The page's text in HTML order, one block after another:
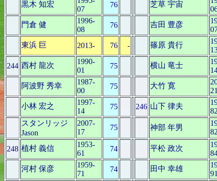
黒木 知宏
07
76 芝草 宇宙
門倉 健
1996-
08
76 吉田 豊彦
東浜 巨
2013- 76 - 篠原 貴行
244 西村 龍次
1990-
01
75 横山 竜士
阿波野 秀幸
1987-
00
75 大竹 寛
小林 宏之
1997-
14
75 246 山下 律夫
スタンリッジ
Jason
2007-
17
75 神部 年男
248 植村 義信
1953-
61
74 平松 政次
河村 保彦
1959-
71
74 田中 幸雄